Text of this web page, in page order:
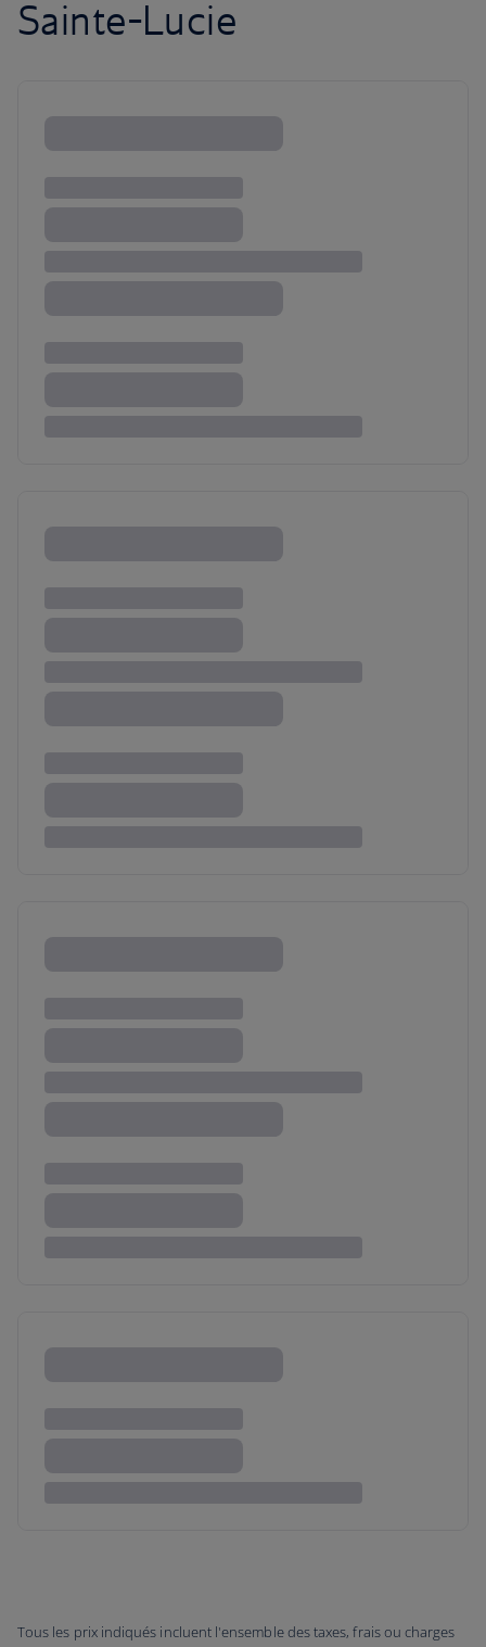
Sainte-Lucie
Tous les prix indiqués incluent l'ensemble des taxes, frais ou charges